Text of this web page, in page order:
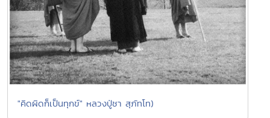
"คิดผิดก็เป็นทุกข์" หลวงปู่ชา สุภัทโท)